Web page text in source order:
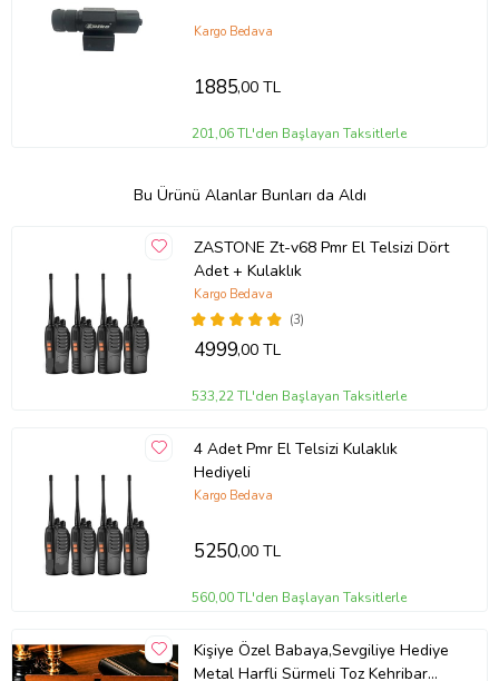
Kargo Bedava
1885,00 TL
201,06 TL'den Başlayan Taksitlerle
Bu Ürünü Alanlar Bunları da Aldı
ZASTONE Zt-v68 Pmr El Telsizi Dört
Adet + Kulaklık
(3)
Kargo Bedava
4999,00 TL
533,22 TL'den Başlayan Taksitlerle
4 Adet Pmr El Telsizi Kulaklık
Hediyeli
Kargo Bedava
5250,00 TL
560,00 TL'den Başlayan Taksitlerle
Kişiye Özel Babaya,Sevgiliye Hediye
Metal Harfli Sürmeli Toz Kehribar